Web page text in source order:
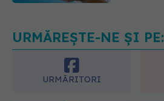
URMĂREȘTE-NE ȘI PE:
URMĂRITORI